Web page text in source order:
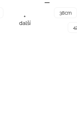
+
další
38cm